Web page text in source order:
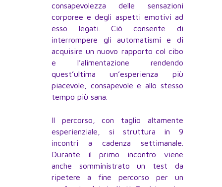
consapevolezza delle sensazioni
corporee e degli aspetti emotivi ad
esso legati. Ciò consente di
interrompere gli automatismi e di
acquisire un nuovo rapporto col cibo
e l’alimentazione rendendo
quest’ultima un’esperienza più
piacevole, consapevole e allo stesso
tempo più sana.
Il percorso, con taglio altamente
esperienziale, si struttura in 9
incontri a cadenza settimanale.
Durante il primo incontro viene
anche somministrato un test da
ripetere a fine percorso per un